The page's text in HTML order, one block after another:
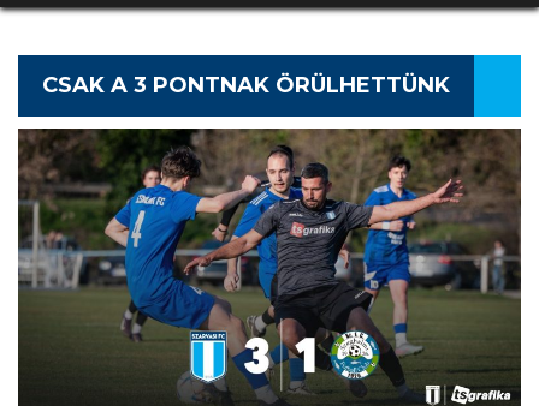
CSAK A 3 PONTNAK ÖRÜLHETTÜNK